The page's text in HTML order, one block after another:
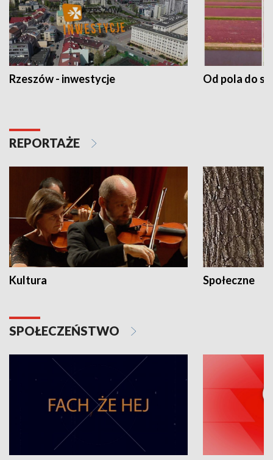
Rzeszów - inwestycje Od pola do
REPORTAŻE
Kultura Społeczne
SPOŁECZEŃSTWO